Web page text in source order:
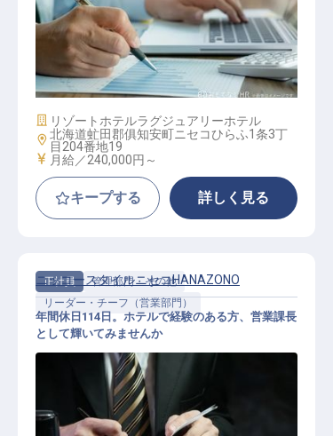
予約セールスエージェント
施設業態
リゾートホテルラグジュアリーホテル
勤務地
北海道虻田郡俱知安町ニセコひらふ1条3丁
目204番地19
給与
月給／240,000円～
キープする 詳しく見る
正社員
管理部門・その他
リーダー・チーフ（営業部門）
ニッコースタイルニセコHANAZONO
年間休日114日。ホテルで経験のある方、営業課長
として輝いてみませんか